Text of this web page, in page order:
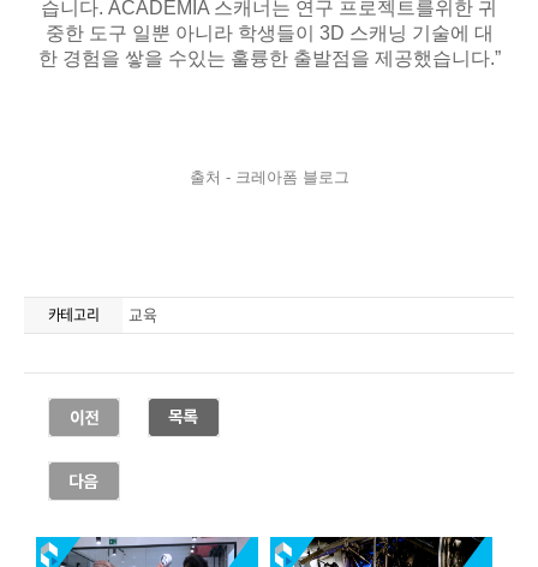
카테고리 교육